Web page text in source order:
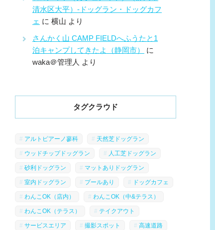
清水区大平）-ドッグラン・ドッグカフ
ェ に 横山 より
さんかく山 CAMP FIELDへふうたと1
泊キャンプしてきたよ（静岡市）
に
waka＠管理人 より
タグクラウド
アルトピアーノ蓼科 天然芝ドッグラン
ウッドチップドッグラン 人工芝ドッグラン
砂利ドッグラン マットありドッグラン
室内ドッグラン プールあり ドッグカフェ
わんこOK（店内） わんこOK（中&テラス）
わんこOK（テラス） テイクアウト
サービスエリア 撮影スポット 高速道路